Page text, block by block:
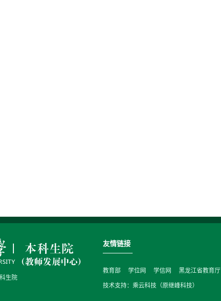
生院
友情链接
教育部 学位网 学信网 黑龙江省教育厅
技术支持：乘云科技（原继峰科技）